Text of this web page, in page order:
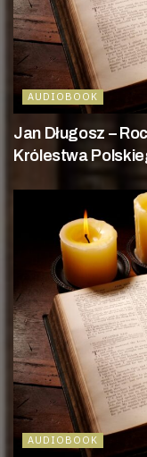
AUDIOBOOK
Jan Długosz –
Królestwa
AUDIOBOOK